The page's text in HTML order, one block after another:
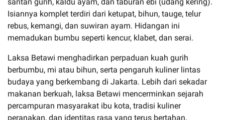
Isiannya komplet terdiri dari ketupat, bihun, tauge, telur
rebus, kemangi, dan suwiran ayam. Hidangan ini
memadukan bumbu seperti kencur, klabet, dan serai.
Laksa Betawi menghadirkan perpaduan kuah gurih
berbumbu, mi atau bihun, serta pengaruh kuliner lintas
budaya yang berkembang di Jakarta. Lebih dari sekadar
makanan berkuah, laksa Betawi mencerminkan sejarah
percampuran masyarakat ibu kota, tradisi kuliner
peranakan, dan identitas rasa yang terus bertahan.